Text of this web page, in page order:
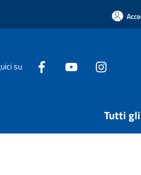
su
Tutti